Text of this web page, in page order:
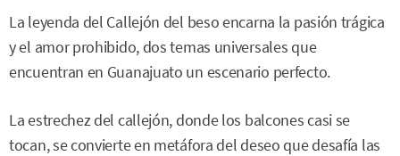
La leyenda del Callejón del beso encarna la pasión trágica
y el amor prohibido, dos temas universales que
encuentran en Guanajuato un escenario perfecto.
La estrechez del callejón, donde los balcones casi se
tocan, se convierte en metáfora del deseo que desafía las